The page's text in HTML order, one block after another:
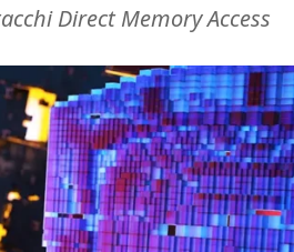
Direct Memory Access